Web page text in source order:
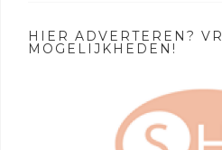
HIER ADVERTEREN?
MOGELIJKHEDEN!